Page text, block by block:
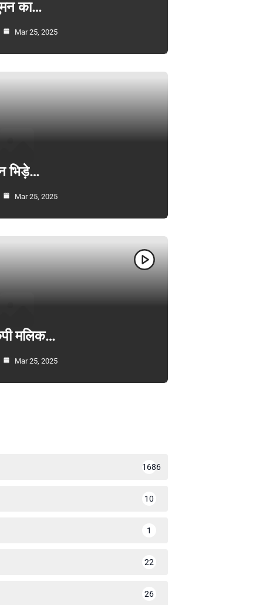
का…
Mar 25, 2025
भिड़े…
Mar 25, 2025
मलिक…
Mar 25, 2025
1686
10
1
22
26